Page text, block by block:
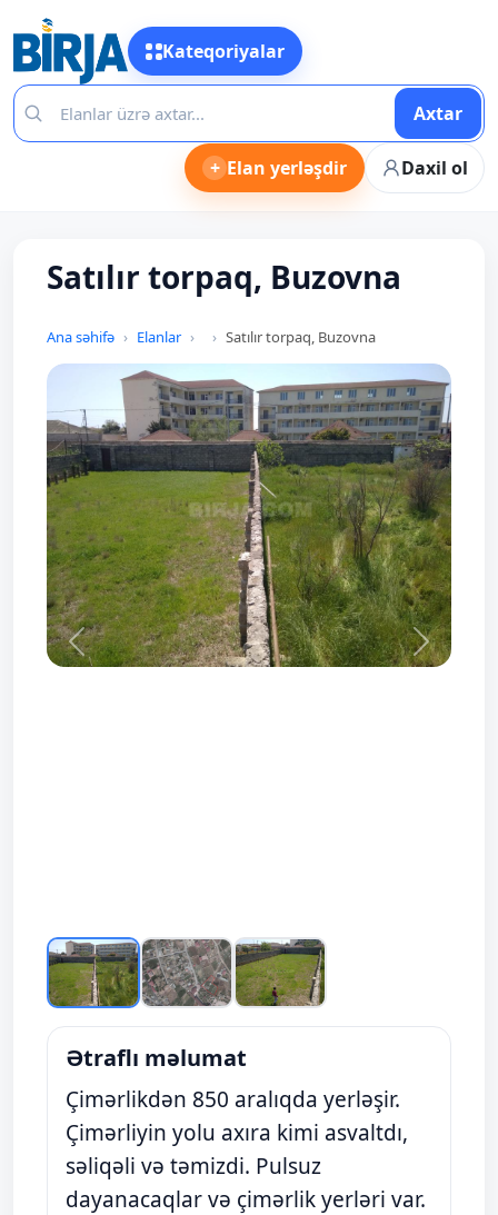
Kateqoriyalar
Axtar
+ Elan yerləşdir Daxil ol
Satılır torpaq, Buzovna
Ana səhifə Elanlar Satılır torpaq, Buzovna
Prev Next
Ətraflı məlumat
Çimərlikdən 850 aralıqda yerləşir.
Çimərliyin yolu axıra kimi asvaltdı,
səliqəli və təmizdi. Pulsuz
dayanacaqlar və çimərlik yerləri var.